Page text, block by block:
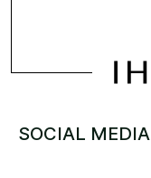
SOCIAL MEDIA